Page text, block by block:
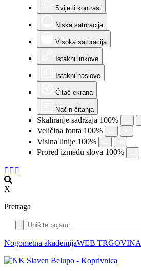
Svijetli kontrast
Niska saturacija
Visoka saturacija
Istakni linkove
Istakni naslove
Čitač ekrana
Način čitanja
Skaliranje sadržaja 100%
Veličina fonta 100%
Visina linije 100%
Prored između slova 100%
X
Pretraga
Nogometna akademijaWEB TRGOVINA